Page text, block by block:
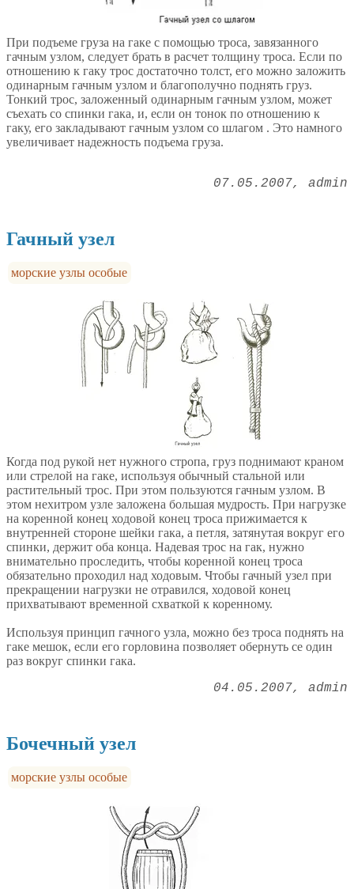
При подъеме груза на гаке с помощью троса, завязанного
гачным узлом, следует брать в расчет толщину троса. Если по
отношению к гаку трос достаточно толст, его можно заложить
одинарным гачным узлом и благополучно поднять груз.
Тонкий трос, заложенный одинарным гачным узлом, может
съехать со спинки гака, и, если он тонок по отношению к
гаку, его закладывают гачным узлом со шлагом . Это намного
увеличивает надежность подъема груза.
07.05.2007 admin
Гачный узел
морские узлы особые
Когда под рукой нет нужного стропа, груз поднимают краном
или стрелой на гаке, используя обычный стальной или
растительный трос. При этом пользуются гачным узлом. В
этом нехитром узле заложена большая мудрость. При нагрузке
на коренной конец ходовой конец троса прижимается к
внутренней стороне шейки гака, а петля, затянутая вокруг его
спинки, держит оба конца. Надевая трос на гак, нужно
внимательно проследить, чтобы коренной конец троса
обязательно проходил над ходовым. Чтобы гачный узел при
прекращении нагрузки не отравился, ходовой конец
прихватывают временной схваткой к коренному.
Используя принцип гачного узла, можно без троса поднять на
гаке мешок, если его горловина позволяет обернуть се один
раз вокруг спинки гака.
04.05.2007 admin
Бочечный узел
морские узлы особые